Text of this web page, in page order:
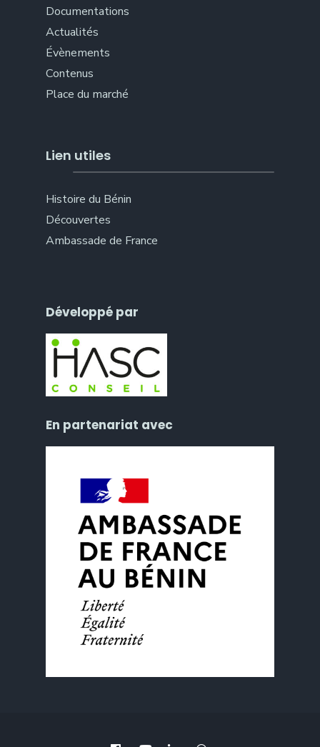
Documentations
Actualités
Évènements
Contenus
Place du marché
Lien utiles
Histoire du Bénin
Découvertes
Ambassade de France
Développé par
En partenariat avec